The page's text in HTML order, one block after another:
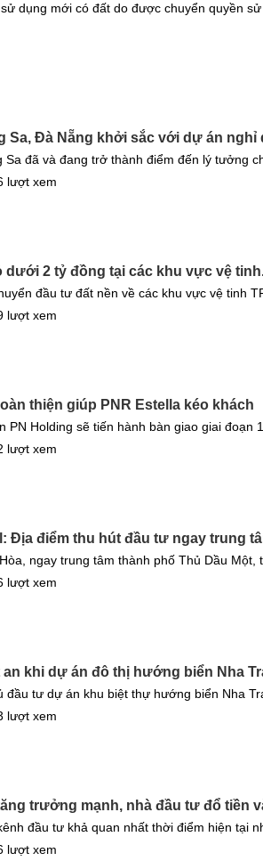
dụng mới có đất do được chuyển quyền
Sa, Đà Nẵng khởi sắc với dự án nghỉ
Sa đã và đang trở thành điểm đến lý tưởng
lượt xem
dưới 2 tỷ đồng tại các khu vực vệ
đầu tư đất nền về các khu vực vệ tinh
lượt xem
thiện giúp PNR Estella kéo khách
PN Holding sẽ tiến hành bàn giao giai
lượt xem
Địa điểm thu hút đầu tư ngay trung
ngay trung tâm thành phố Thủ Dầu Một,
lượt xem
khi dự án đô thị hướng biển Nha
đầu tư dự án khu biệt thự hướng biển Nha
lượt xem
trưởng mạnh, nhà đầu tư đổ tiền
đầu tư khả quan nhất thời điểm hiện tại
lượt xem